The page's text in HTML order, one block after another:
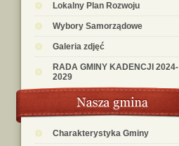
Lokalny Plan Rozwoju
Wybory Samorządowe
Galeria zdjęć
RADA GMINY KADENCJI 2024-
2029
Charakterystyka Gminy